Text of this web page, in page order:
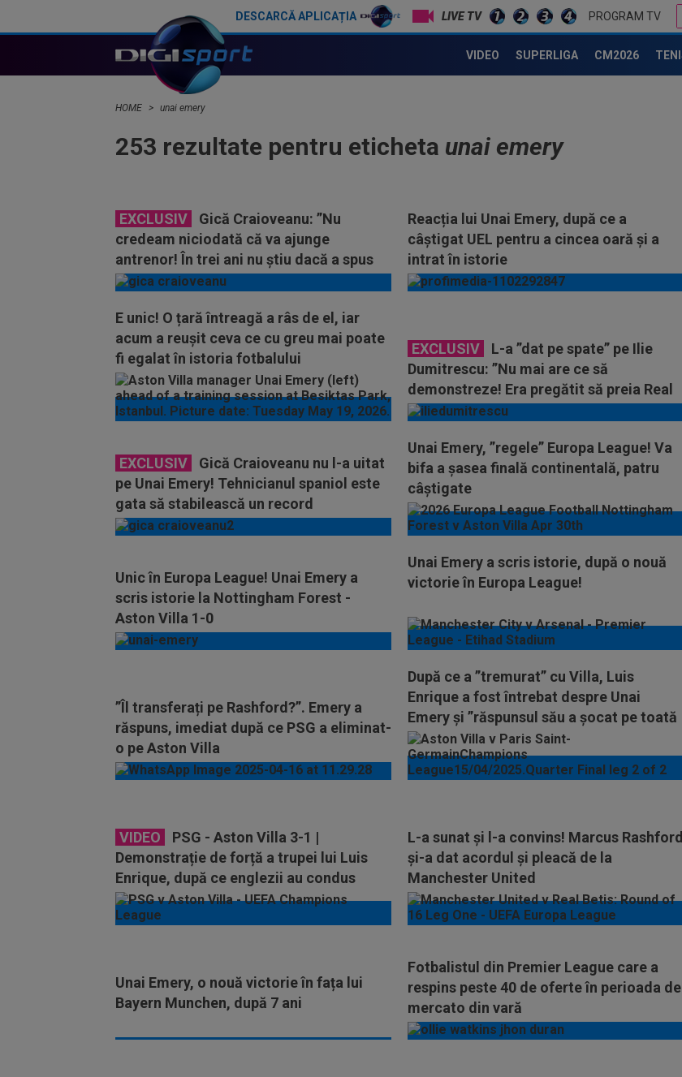
DESCARCĂ APLICAȚIA LIVE TV PROGRAM TV
VIDEO SUPERLIGA CM2026
HOME unai emery
253 rezultate pentru eticheta unai emery
EXCLUSIV
Gică Craioveanu: ”Nu
credeam niciodată că va ajunge
antrenor! În trei ani nu știu dacă a spus
20 de fraze”
Reacția lui Unai Emery, după ce a
câștigat UEL pentru a cincea oară și a
intrat în istorie
E unic! O țară întreagă a râs de el, iar
acum a reușit ceva ce cu greu mai poate
fi egalat în istoria fotbalului
EXCLUSIV
L-a ”dat pe spate” pe Ilie
Dumitrescu: ”Nu mai are ce să
demonstreze! Era pregătit să preia Real
Madrid”
EXCLUSIV
Gică Craioveanu nu l-a uitat
pe Unai Emery! Tehnicianul spaniol este
gata să stabilească un record
impresionant
Unai Emery, ”regele” Europa League! Va
bifa a șasea finală continentală, patru
câștigate
Unic în Europa League! Unai Emery a
scris istorie la Nottingham Forest -
Aston Villa 1-0
Unai Emery a scris istorie, după o nouă
victorie în Europa League!
”Îl transferați pe Rashford?”. Emery a
răspuns, imediat după ce PSG a eliminat-
o pe Aston Villa
După ce a ”tremurat” cu Villa, Luis
Enrique a fost întrebat despre Unai
Emery și ”răspunsul său a șocat pe toată
lumea”
VIDEO
PSG - Aston Villa 3-1 |
Demonstrație de forță a trupei lui Luis
Enrique, după ce englezii au condus
L-a sunat și l-a convins! Marcus Rashford
și-a dat acordul și pleacă de la
Manchester United
Unai Emery, o nouă victorie în fața lui
Bayern Munchen, după 7 ani
Fotbalistul din Premier League care a
respins peste 40 de oferte în perioada de
mercato din vară